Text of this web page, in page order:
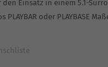
den Einsatz in einem 5.1-
PLAYBAR oder PLAYBASE